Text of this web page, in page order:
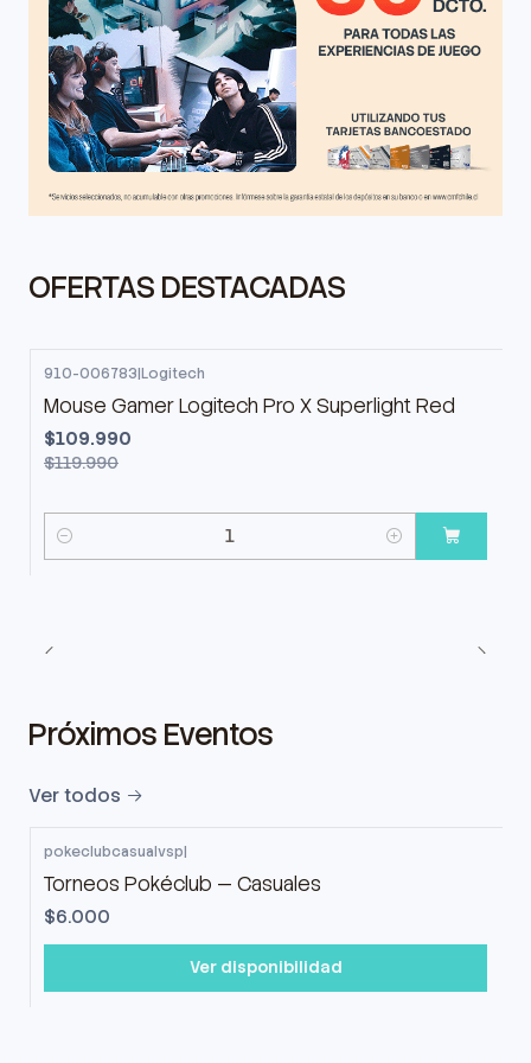
OFERTAS DESTACADAS
OFF
910-006783|Logitech
Mouse Gamer Logitech Pro X Superlight Red
$109.990
$119.990
Cantidad
Próximos Eventos
Ver todos
pokeclubcasualvsp|
Torneos Pokéclub — Casuales
$6.000
Ver disponibilidad